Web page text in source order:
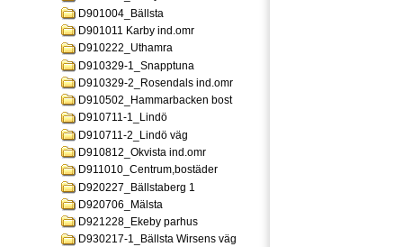
D901004_Bällsta
D901011 Karby ind.omr
D910222_Uthamra
D910329-1_Snapptuna
D910329-2_Rosendals ind.omr
D910502_Hammarbacken bost
D910711-1_Lindö
D910711-2_Lindö väg
D910812_Okvista ind.omr
D911010_Centrum,bostäder
D920227_Bällstaberg 1
D920706_Mälsta
D921228_Ekeby parhus
D930217-1_Bällsta Wirsens väg